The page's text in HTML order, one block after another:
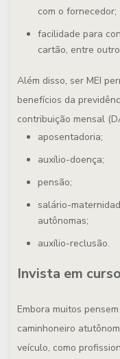
com o fornecedor;
facilidade para
cartão, entre
Além disso, ser MEI
benefícios da
contribuição mensal
aposentadoria;
auxílio-doença;
pensão;
salário-
autônomas;
auxílio-reclusão.
Invista em
Embora muitos
caminhoneiro
veículo, como